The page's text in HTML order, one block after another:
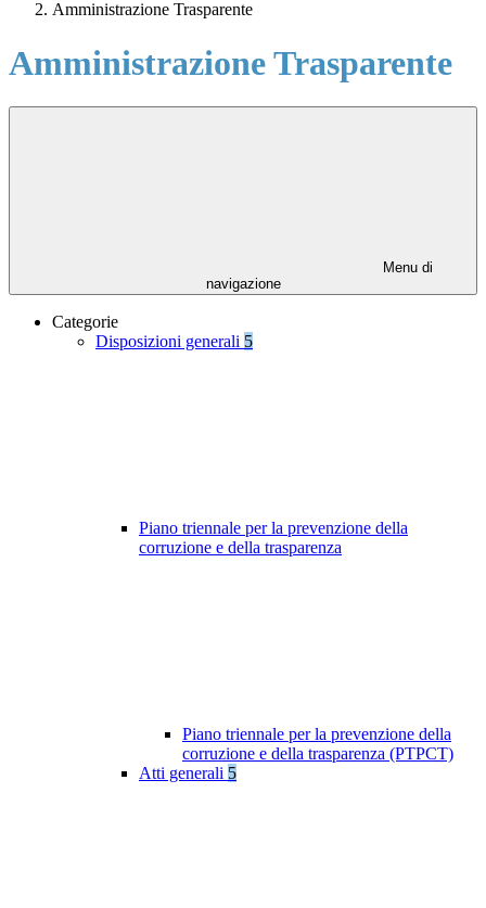
Amministrazione Trasparente
Amministrazione Trasparente
Menu di
navigazione
Categorie
Disposizioni generali 5
Piano triennale per la prevenzione della
corruzione e della trasparenza
Piano triennale per la prevenzione della
corruzione e della trasparenza (PTPCT)
Atti generali 5